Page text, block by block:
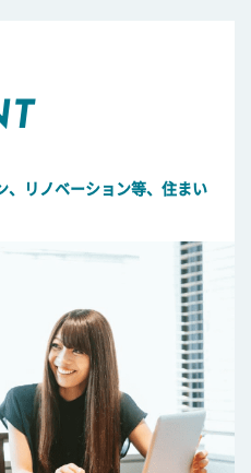
、リノベーション等、住まい